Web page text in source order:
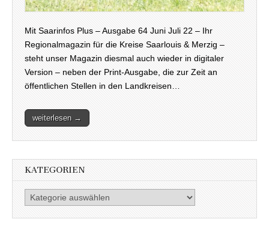
Mit Saarinfos Plus – Ausgabe 64 Juni Juli 22 – Ihr
Regionalmagazin für die Kreise Saarlouis & Merzig –
steht unser Magazin diesmal auch wieder in digitaler
Version – neben der Print-Ausgabe, die zur Zeit an
öffentlichen Stellen in den Landkreisen…
weiterlesen →
KATEGORIEN
Kategorien